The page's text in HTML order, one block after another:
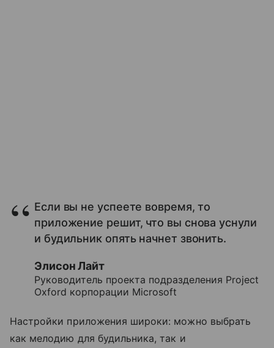
Если вы не успеете вовремя, то
приложение решит, что вы снова уснули
и будильник опять начнет звонить.
Элисон Лайт
Руководитель проекта подразделения Project
Oxford корпорации Microsoft
Настройки приложения широки: можно выбрать
как мелодию для будильника, так и